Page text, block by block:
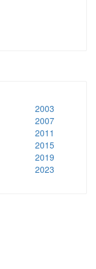
2003
2007
2011
2015
2019
2023